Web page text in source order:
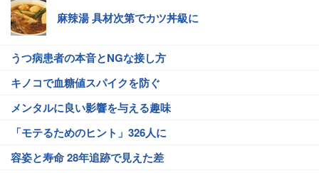
麻辣湯 具材次第でカツ丼級に
うつ病患者の本音とNGな接し方
キノコで血糖値スパイクを防ぐ
メンタルに良い影響を与える趣味
「モテるためのヒント」326人に
容姿と寿命 28年追跡で見えた差